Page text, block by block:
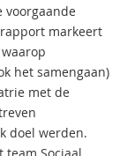
voorgaande
markeert
het samengaan)
met de
doel werden.